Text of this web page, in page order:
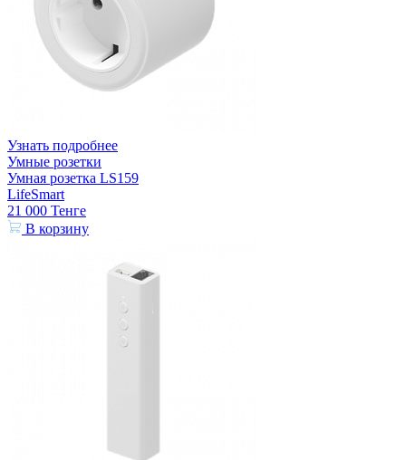
Узнать подробнее
Умные розетки
Умная розетка LS159
LifeSmart
21 000 Тенге
В корзину